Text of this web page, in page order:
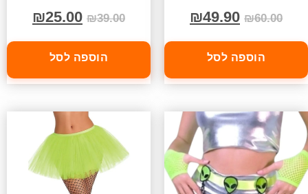
₪60.00
₪49.90
הוספה לסל
₪39.00
₪25.00
הוספה לסל